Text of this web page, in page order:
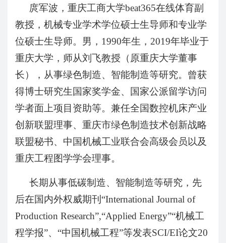
庹军波，重庆工商大学beat365在线体育副
教授，机械专业学术学位硕士生导师和专业学
位硕士生导师。男， 1990年生， 2019年毕业于
重庆大学，师从刘飞教授（原重庆大学董事
长），从事绿色制造、智能制造等研究。曾获
得博士研究生国家奖学金、国家公派留学访问
学者面上项目资助等。兼任全国数控机床产业
创新联盟理事、重庆市绿色制造技术创新战略
联盟秘书、中国机械工业联合会高级会员以及
重庆工程图学学会理事。
长期从事低碳制造、智能制造等研究，先
后在国内外权威期刊 “International Journal of
Production Research”,“Applied Energy”“机械工
程学报”、“中国机械工程”等发表SCI/EI论文20